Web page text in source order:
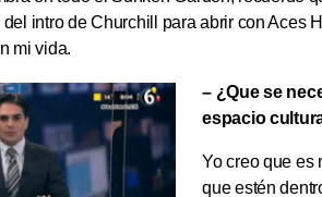
del intro de Churchill para abrir con Aces
mi vida.
– ¿Que se
espacio
Yo creo que es
que estén